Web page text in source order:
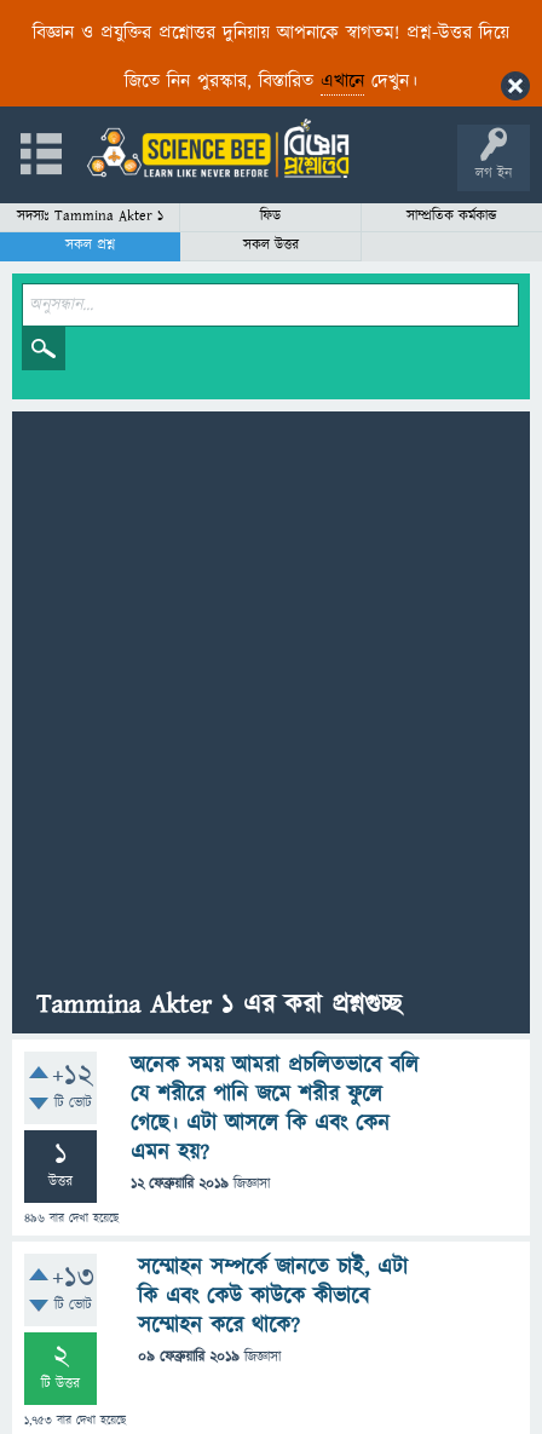
বিজ্ঞান ও প্রযুক্তির প্রশ্নোত্তর দুনিয়ায় আপনাকে স্বাগতম! প্রশ্ন-উত্তর দিয়ে
জিতে নিন পুরস্কার, বিস্তারিত এখানেদেখুন।
লগ ইন
সদস্যঃ Tammina Akter 1 ফিড
সাম্প্রতিক কর্মকান্ড
সকল প্রশ্ন
সকল উত্তর
Tammina Akter 1 এর করা প্রশ্নগুচ্ছ
+12
টি ভোট
1
উত্তর
496 বার দেখা হয়েছে
অনেক সময় আমরা প্রচলিতভাবে বলি
যে শরীরে পানি জমে শরীর ফুলে
গেছে। এটা আসলে কি এবং কেন
এমন হয়?
12 ফেব্রুয়ারি 2019 জিজ্ঞাসা
+13
টি ভোট
2
টি উত্তর
1,753 বার দেখা হয়েছে
সম্মোহন সম্পর্কে জানতে চাই, এটা
কি এবং কেউ কাউকে কীভাবে
সম্মোহন করে থাকে?
09 ফেব্রুয়ারি 2019 জিজ্ঞাসা